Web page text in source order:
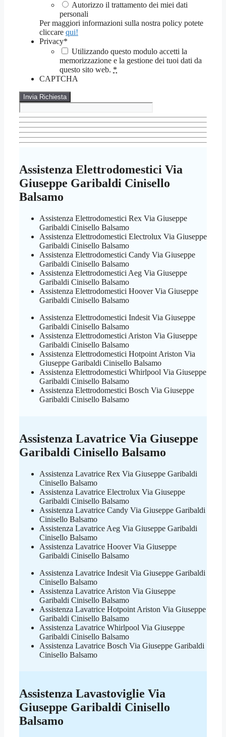
Autorizzo il trattamento dei miei dati
personali
Per maggiori informazioni sulla nostra policy potete
cliccare qui!
Privacy*
Utilizzando questo modulo accetti la
memorizzazione e la gestione dei tuoi dati da
questo sito web. *
CAPTCHA
Assistenza Elettrodomestici Via
Giuseppe Garibaldi Cinisello
Balsamo
Assistenza Elettrodomestici Rex Via Giuseppe
Garibaldi Cinisello Balsamo
Assistenza Elettrodomestici Electrolux Via Giuseppe
Garibaldi Cinisello Balsamo
Assistenza Elettrodomestici Candy Via Giuseppe
Garibaldi Cinisello Balsamo
Assistenza Elettrodomestici Aeg Via Giuseppe
Garibaldi Cinisello Balsamo
Assistenza Elettrodomestici Hoover Via Giuseppe
Garibaldi Cinisello Balsamo
Assistenza Elettrodomestici Indesit Via Giuseppe
Garibaldi Cinisello Balsamo
Assistenza Elettrodomestici Ariston Via Giuseppe
Garibaldi Cinisello Balsamo
Assistenza Elettrodomestici Hotpoint Ariston Via
Giuseppe Garibaldi Cinisello Balsamo
Assistenza Elettrodomestici Whirlpool Via Giuseppe
Garibaldi Cinisello Balsamo
Assistenza Elettrodomestici Bosch Via Giuseppe
Garibaldi Cinisello Balsamo
Assistenza Lavatrice Via Giuseppe
Garibaldi Cinisello Balsamo
Assistenza Lavatrice Rex Via Giuseppe Garibaldi
Cinisello Balsamo
Assistenza Lavatrice Electrolux Via Giuseppe
Garibaldi Cinisello Balsamo
Assistenza Lavatrice Candy Via Giuseppe Garibaldi
Cinisello Balsamo
Assistenza Lavatrice Aeg Via Giuseppe Garibaldi
Cinisello Balsamo
Assistenza Lavatrice Hoover Via Giuseppe
Garibaldi Cinisello Balsamo
Assistenza Lavatrice Indesit Via Giuseppe Garibaldi
Cinisello Balsamo
Assistenza Lavatrice Ariston Via Giuseppe
Garibaldi Cinisello Balsamo
Assistenza Lavatrice Hotpoint Ariston Via Giuseppe
Garibaldi Cinisello Balsamo
Assistenza Lavatrice Whirlpool Via Giuseppe
Garibaldi Cinisello Balsamo
Assistenza Lavatrice Bosch Via Giuseppe Garibaldi
Cinisello Balsamo
Assistenza Lavastoviglie Via
Giuseppe Garibaldi Cinisello
Balsamo